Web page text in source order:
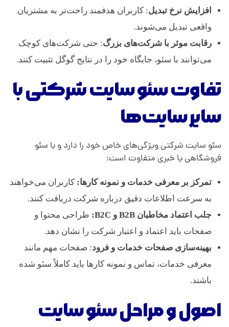
افزایش نرخ تبدیل: کاربران هدفمند راحت‌تر به مشتریان
واقعی تبدیل می‌شوند.
رقابت موثر با شرکت‌های بزرگ: حتی شرکت‌های کوچک
می‌توانند با سئو، جایگاه خود را در نتایج گوگل تثبیت کنند.
تفاوت سئو سایت شرکتی با
سایر ‌سایت‌ها
سئو سایت شرکتی ویژگی‌های خاص خود را دارد و با سئو
فروشگاهی یا خبری متفاوت است:
تمرکز بر معرفی خدمات و نمونه کارها: کاربران می‌خواهند
به سرعت اطلاعات دقیق درباره شرکت دریافت کنند.
جلب اعتماد مخاطبان B2B و B2C:
طراحی محتوا و
صفحات باید اعتماد و اعتبار شرکت را نشان دهد.
بهینه‌سازی صفحات خدمات و فرود: صفحات مهم مانند
معرفی خدمات، تماس و نمونه کارها باید کاملاً سئو شده
باشند.
اصول و مراحل سئو سایت